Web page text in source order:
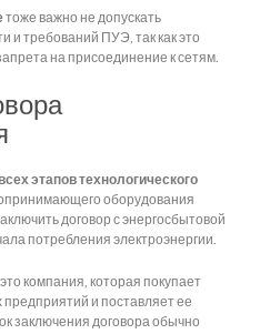
тоже важно не допускать
и требований ПУЭ, так как это
на присоединение к сетям.
этапов технологического
оборудования
договор с энергосбытовой
потребления электроэнергии.
компания, которая покупает
и поставляет ее
заключения договора обычно